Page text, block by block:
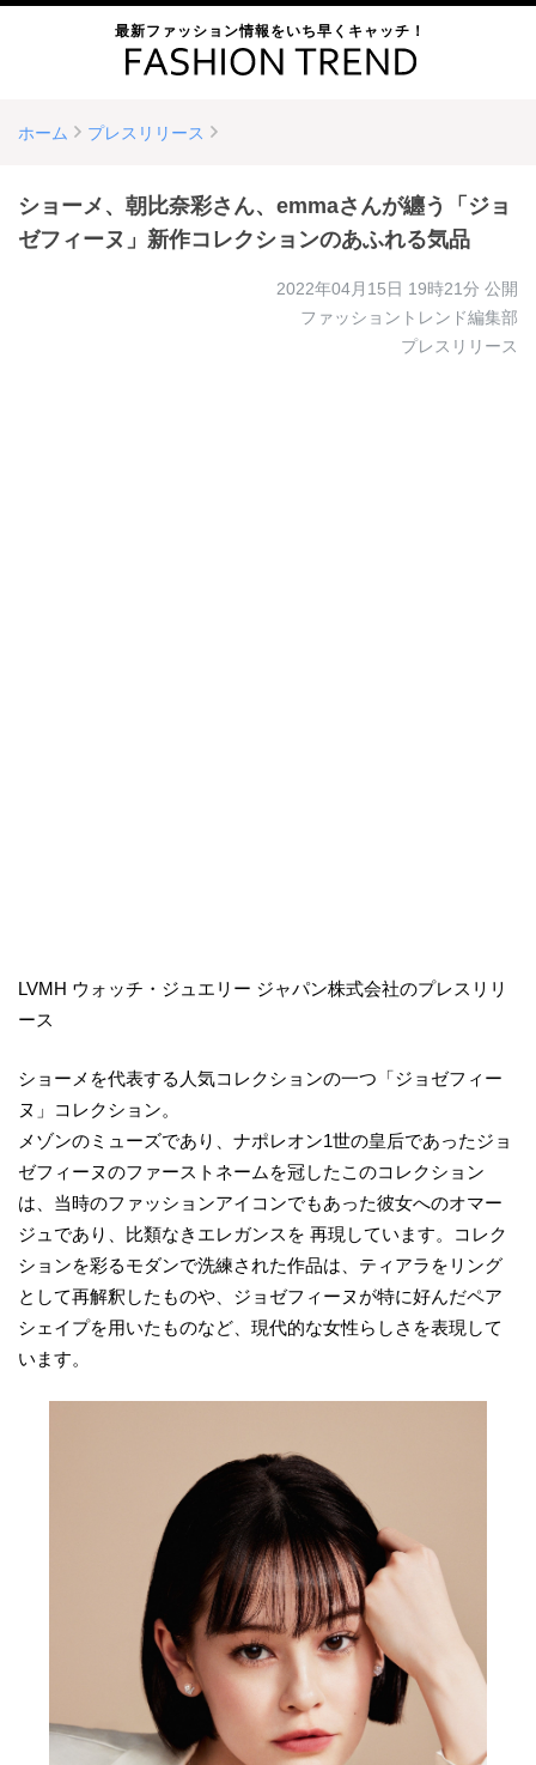
最新ファッション情報をいち早くキャッチ！
ホーム プレスリリース
ショーメ、朝比奈彩さん、emmaさんが纏う「ジョ
ゼフィーヌ」新作コレクションのあふれる気品
2022年04月15日 19時21分 公開
ファッショントレンド編集部
プレスリリース
LVMH ウォッチ・ジュエリー ジャパン株式会社のプレスリリ
ース
ショーメを代表する人気コレクションの一つ「ジョゼフィー
ヌ」コレクション。
メゾンのミューズであり、ナポレオン1世の皇后であったジョ
ゼフィーヌのファーストネームを冠したこのコレクション
は、当時のファッションアイコンでもあった彼女へのオマー
ジュであり、比類なきエレガンスを 再現しています。コレク
ションを彩るモダンで洗練された作品は、ティアラをリング
として再解釈したものや、ジョゼフィーヌが特に好んだペア
シェイプを用いたものなど、現代的な女性らしさを表現して
います。